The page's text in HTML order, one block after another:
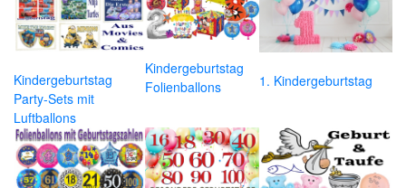
Kindergeburtstag
Party-Sets mit
Luftballons
Kindergeburtstag
Folienballons
1. Kindergeburtstag